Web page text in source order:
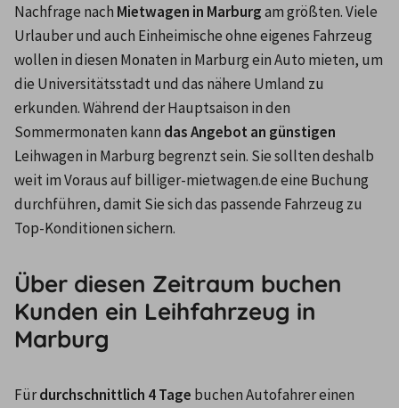
Nachfrage nach Mietwagen in Marburg am größten. Viele
Urlauber und auch Einheimische ohne eigenes Fahrzeug
wollen in diesen Monaten in Marburg ein Auto mieten, um
die Universitätsstadt und das nähere Umland zu
erkunden. Während der Hauptsaison in den
Sommermonaten kann das Angebot an günstigen
Leihwagen in Marburg begrenzt sein. Sie sollten deshalb
weit im Voraus auf billiger-mietwagen.de eine Buchung
durchführen, damit Sie sich das passende Fahrzeug zu
Top-Konditionen sichern.
Über diesen Zeitraum buchen
Kunden ein Leihfahrzeug in
Marburg
Für durchschnittlich 4 Tage buchen Autofahrer einen